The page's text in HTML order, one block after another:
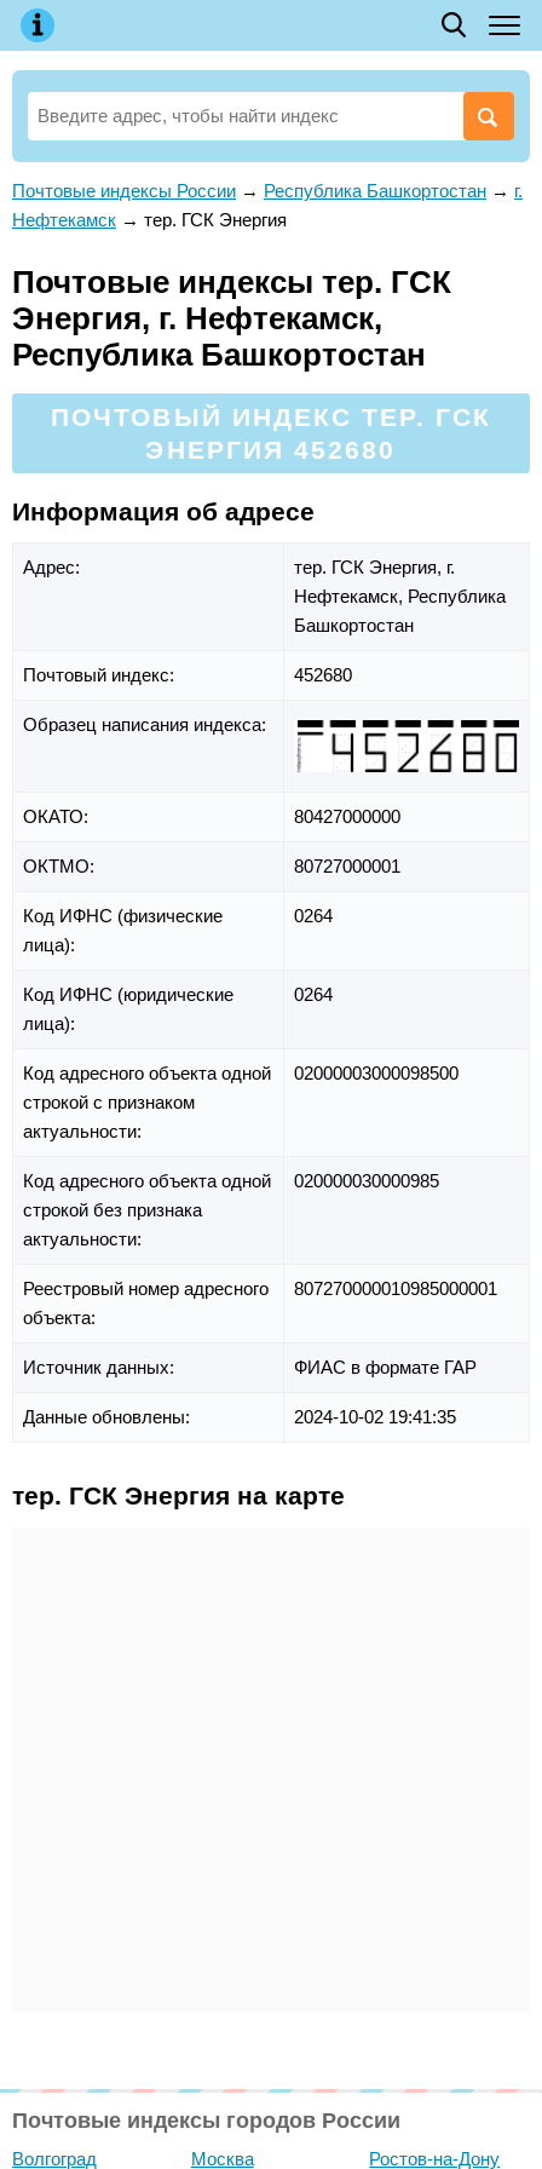
Почтовые индексы России → Республика Башкортостан → г.
Нефтекамск → тер. ГСК Энергия
Почтовые индексы тер. ГСК
Энергия, г. Нефтекамск,
Республика Башкортостан
ПОЧТОВЫЙ ИНДЕКС ТЕР. ГСК
ЭНЕРГИЯ 452680
Информация об адресе
Адрес: тер. ГСК Энергия, г.
Нефтекамск, Республика
Башкортостан
Почтовый индекс: 452680
Образец написания индекса:
ОКАТО: 80427000000
ОКТМО: 80727000001
Код ИФНС (физические
лица):
0264
Код ИФНС (юридические
лица):
0264
Код адресного объекта одной
строкой с признаком
актуальности:
02000003000098500
Код адресного объекта одной
строкой без признака
актуальности:
020000030000985
Реестровый номер адресного
объекта:
807270000010985000001
Источник данных: ФИАС в формате ГАР
Данные обновлены: 2024-10-02 19:41:35
тер. ГСК Энергия на карте
Почтовые индексы городов России
Волгоград Москва Ростов-на-Дону